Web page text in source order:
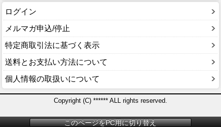
ログイン
メルマガ申込/停止
特定商取引法に基づく表示
送料とお支払い方法について
個人情報の取扱いについて
Copyright (C) ****** ALL rights reserved.
このページをPC用に切り替え